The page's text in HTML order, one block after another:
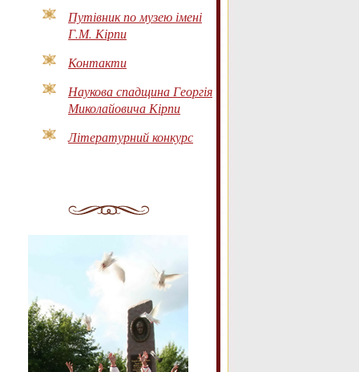
Путівник по музею імені
Г.М. Кірпи
Контакти
Наукова спадщина Георгія
Миколайовича Кірпи
Літературний конкурс